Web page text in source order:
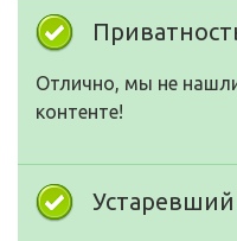
Отлично, мы не
контенте!